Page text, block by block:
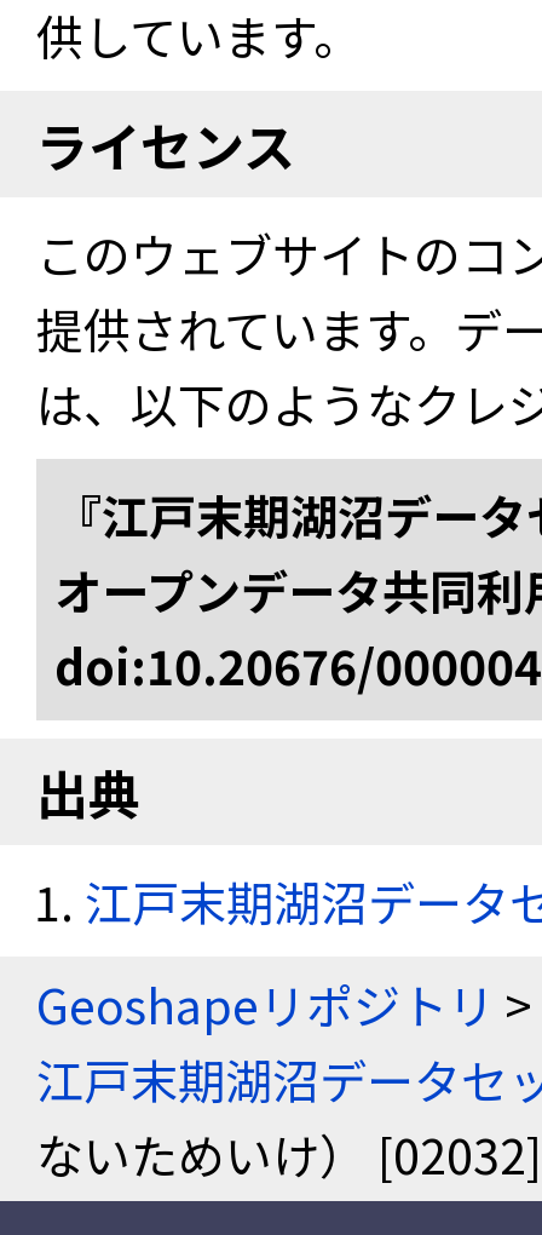
供しています。
ライセンス
このウェブサイトのコ
提供されています。デ
は、以下のようなクレ
『江戸末期湖沼デー
オープンデータ共同
doi:10.20676/
出典
江戸末期湖沼データ
Geoshapeリポジトリ >
江戸末期湖沼データセ
ないためいけ）